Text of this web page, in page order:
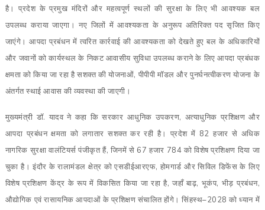
है। प्रदेश के प्रमुख मंदिरों और महत्वपूर्ण स्थलों की सुरक्षा के लिए भी आवश्यक बल
उपलब्ध कराया जाएगा। नए जिलों में आवश्यकता के अनुरूप अतिरिक्त पद सृजित किए
जाएंगे। आपदा प्रबंधन में त्वरित कार्रवाई की आवश्यकता को देखते हुए बल के अधिकारियों
और जवानों को कार्यस्थल के निकट आवासीय सुविधा उपलब्ध कराने के लिए आपदा प्रबंधक
क्षमता को किया जा रहा है सशक्त की योजनाओं, पीपीपी मॉडल और पुनर्घनत्वीकरण योजना के
अंतर्गत स्थाई आवास की व्यवस्था की जाएगी।
मुख्यमंत्री डॉ. यादव ने कहा कि सरकार आधुनिक उपकरण, अत्याधुनिक प्रशिक्षण और
आपदा प्रबंधन क्षमता को लगातार सशक्त कर रही है। प्रदेश में 82 हजार से अधिक
नागरिक सुरक्षा वालंटियर्स पंजीकृत हैं, जिनमें से 67 हजार 784 को विशेष प्रशिक्षण दिया जा
चुका है। इंदौर के रालामंडल क्षेत्र को एसडीईआरएफ, होमगार्ड और सिविल डिफेंस के लिए
विशेष प्रशिक्षण केंद्र के रूप में विकसित किया जा रहा है, जहाँ बाढ़, भूकंप, भीड़ प्रबंधन,
औद्योगिक एवं रासायनिक आपदाओं के प्रशिक्षण संचालित होंगे। सिंहस्थ–2028 को ध्यान में